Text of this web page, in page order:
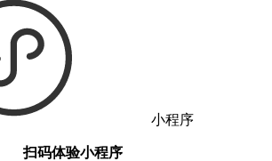
小程序
扫码体验小程序